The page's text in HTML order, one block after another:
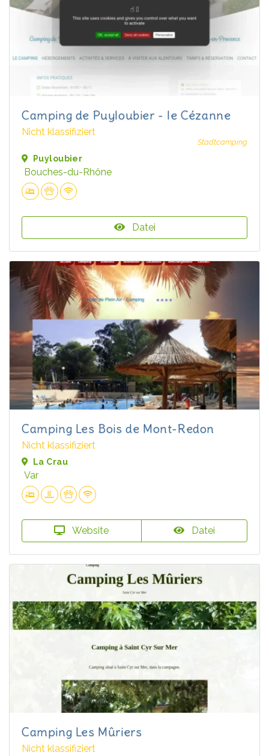
Camping de Puyloubier - le Cézanne
Nicht klassifiziert
Stadtcamping
Puyloubier
Bouches-du-Rhône
Datei
Camping Les Bois de Mont-Redon
Nicht klassifiziert
La Crau
Var
Website Datei
Camping Les Mûriers
Nicht klassifiziert